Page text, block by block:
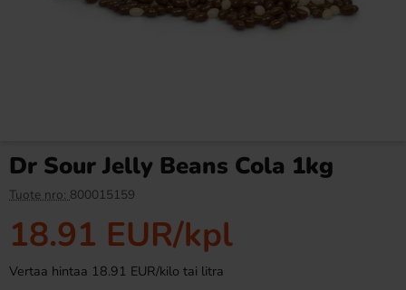
Osta
Dr Sour Jelly Beans Cola 1kg
Tuote nro: 800015159
18.91 EUR/kpl
Vertaa hintaa 18.91 EUR/kilo tai litra